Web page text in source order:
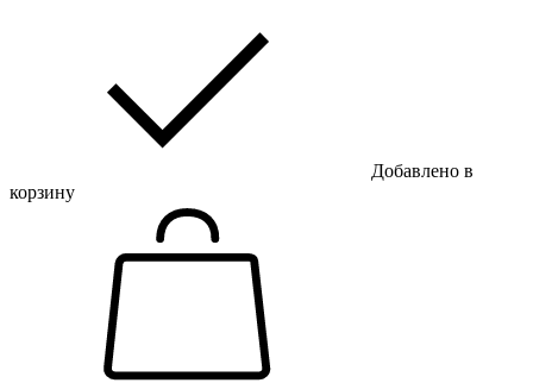
Добавлено в
корзину